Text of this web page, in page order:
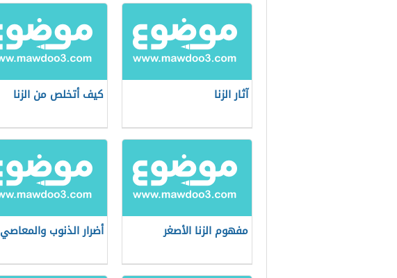
آثار الزنا كيف أتخلص من الزنا
مفهوم الزنا الأصغر أضرار الذنوب والمعاصي